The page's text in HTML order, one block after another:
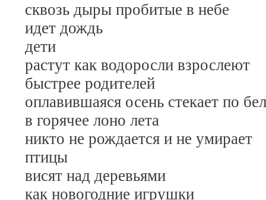
сквозь дыры пробитые в небе
идет дождь
дети
растут как водоросли взрослеют
быстрее родителей
оплавившаяся осень стекает по
в горячее лоно лета
никто не рождается и не умирает
птицы
висят над деревьями
как новогодние игрушки